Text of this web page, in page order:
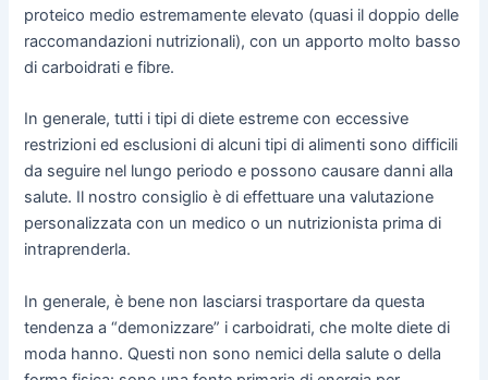
proteico medio estremamente elevato (quasi il doppio delle
raccomandazioni nutrizionali), con un apporto molto basso
di carboidrati e fibre.
In generale, tutti i tipi di diete estreme con eccessive
restrizioni ed esclusioni di alcuni tipi di alimenti sono difficili
da seguire nel lungo periodo e possono causare danni alla
salute. Il nostro consiglio è di effettuare una valutazione
personalizzata con un medico o un nutrizionista prima di
intraprenderla.
In generale, è bene non lasciarsi trasportare da questa
tendenza a “demonizzare” i carboidrati, che molte diete di
moda hanno. Questi non sono nemici della salute o della